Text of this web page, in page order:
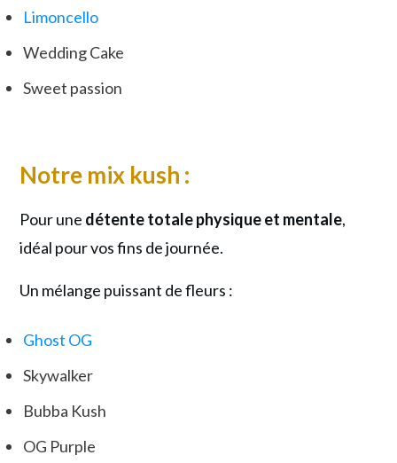
Limoncello
Wedding Cake
Sweet passion
Notre mix kush :
Pour une détente totale physique et mentale,
idéal pour vos fins de journée.
Un mélange puissant de fleurs :
Ghost OG
Skywalker
Bubba Kush
OG Purple